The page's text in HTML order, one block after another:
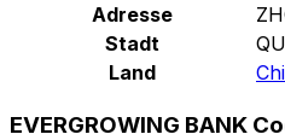
Adresse
Stadt
Land
EVERGROWING BANK